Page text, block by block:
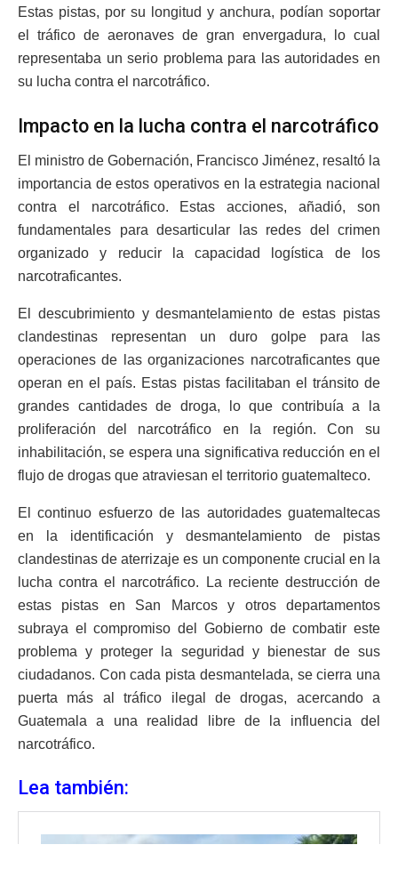
Estas pistas, por su longitud y anchura, podían soportar
el tráfico de aeronaves de gran envergadura, lo cual
representaba un serio problema para las autoridades en
su lucha contra el narcotráfico.
Impacto en la lucha contra el narcotráfico
El ministro de Gobernación, Francisco Jiménez, resaltó la
importancia de estos operativos en la estrategia nacional
contra el narcotráfico. Estas acciones, añadió, son
fundamentales para desarticular las redes del crimen
organizado y reducir la capacidad logística de los
narcotraficantes.
El descubrimiento y desmantelamiento de estas pistas
clandestinas representan un duro golpe para las
operaciones de las organizaciones narcotraficantes que
operan en el país. Estas pistas facilitaban el tránsito de
grandes cantidades de droga, lo que contribuía a la
proliferación del narcotráfico en la región. Con su
inhabilitación, se espera una significativa reducción en el
flujo de drogas que atraviesan el territorio guatemalteco.
El continuo esfuerzo de las autoridades guatemaltecas
en la identificación y desmantelamiento de pistas
clandestinas de aterrizaje es un componente crucial en la
lucha contra el narcotráfico. La reciente destrucción de
estas pistas en San Marcos y otros departamentos
subraya el compromiso del Gobierno de combatir este
problema y proteger la seguridad y bienestar de sus
ciudadanos. Con cada pista desmantelada, se cierra una
puerta más al tráfico ilegal de drogas, acercando a
Guatemala a una realidad libre de la influencia del
narcotráfico.
Lea también: